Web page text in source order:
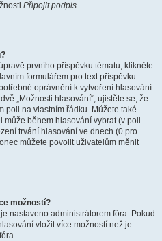
Připojit podpis.
prvního příspěvku tématu, klikněte
formulářem pro text příspěvku.
oprávnění k vytvoření hlasování.
„Možnosti hlasování“, ujistěte se, že
poli na vlastním řádku. Můžete také
může během hlasování vybrat (v poli
trvání hlasování ve dnech (0 pro
můžete povolit uživatelům měnit
možností?
nastaveno administrátorem fóra. Pokud
vložit více možností než je